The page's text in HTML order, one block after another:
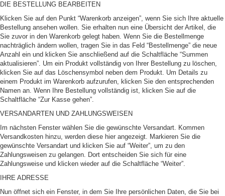
DIE BESTELLUNG BEARBEITEN
Klicken Sie auf den Punkt “Warenkorb anzeigen”, wenn Sie sich Ihre aktuelle
Bestellung ansehen wollen. Sie erhalten nun eine Übersicht der Artikel, die
Sie zuvor in den Warenkorb gelegt haben. Wenn Sie die Bestellmenge
nachträglich ändern wollen, tragen Sie in das Feld “Bestellmenge” die neue
Anzahl ein und klicken Sie anschließend auf die Schaltfläche “Summen
aktualisieren”. Um ein Produkt vollständig von Ihrer Bestellung zu löschen,
klicken Sie auf das Löschensymbol neben dem Produkt. Um Details zu
einem Produkt im Warenkorb aufzurufen, klicken Sie den entsprechenden
Namen an. Wenn Ihre Bestellung vollständig ist, klicken Sie auf die
Schaltfläche “Zur Kasse gehen”.
VERSANDARTEN UND ZAHLUNGSWEISEN
Im nächsten Fenster wählen Sie die gewünschte Versandart. Kommen
Versandkosten hinzu, werden diese hier angezeigt. Markieren Sie die
gewünschte Versandart und klicken Sie auf “Weiter”, um zu den
Zahlungsweisen zu gelangen. Dort entscheiden Sie sich für eine
Zahlungsweise und klicken wieder auf die Schaltfläche “Weiter”.
IHRE ADRESSE
Nun öffnet sich ein Fenster, in dem Sie Ihre persönlichen Daten, die Sie bei